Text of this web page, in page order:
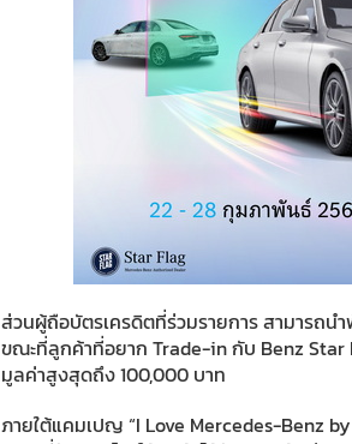
ส่วนผู้ถือบัตรเครดิตที่ร่วมรายการ สามารถ
ขณะที่ลูกค้าที่อยาก Trade-in กับ Benz Star
มูลค่าสูงสุดถึง 100,000 บาท
ภายใต้แคมเปญ “I Love Mercedes-Benz